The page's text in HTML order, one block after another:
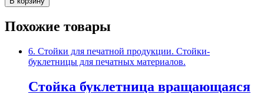
Похожие товары
6. Стойки для печатной продукции. Стойки-
буклетницы для печатных материалов.
Стойка буклетница вращающаяся